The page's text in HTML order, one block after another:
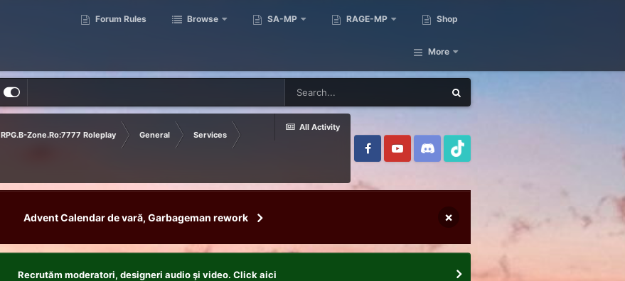
Forum Rules Browse SA-MP RAGE-MP Shop
More
All Activity
RPG.B-Zone.Ro:7777 Roleplay General Services
Advent Calendar de vară, Garbageman rework ×
Recrutăm moderatori, designeri audio şi video. Click aici